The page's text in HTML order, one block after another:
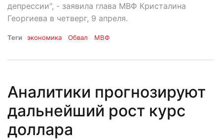
депрессии", - заявила глава МВФ Кристалина
Георгиева в четверг, 9 апреля.
Теги экономика Обвал МВФ
Аналитики прогнозируют
дальнейший рост курс
доллара